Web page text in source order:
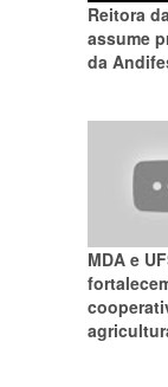
Reitora
assume
da
MDA e